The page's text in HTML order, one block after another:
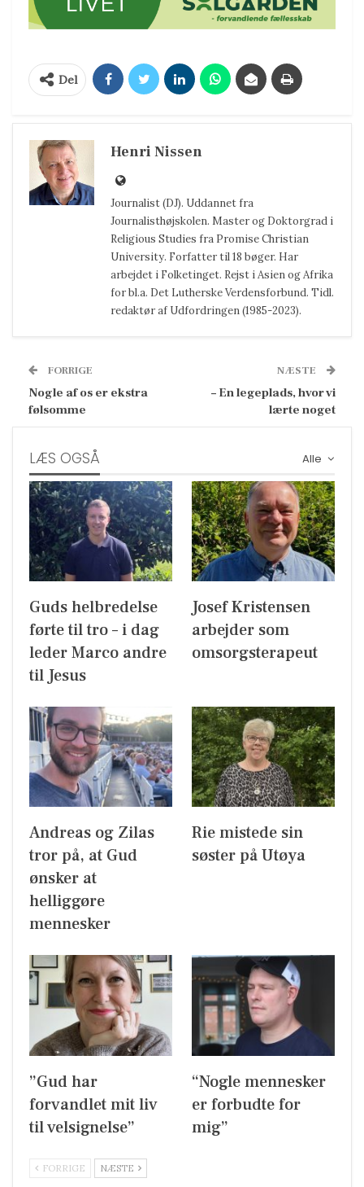
Del
Henri Nissen
Journalist (DJ). Uddannet fra
Journalisthøjskolen. Master og Doktorgrad i
Religious Studies fra Promise Christian
University. Forfatter til 18 bøger. Har
arbejdet i Folketinget. Rejst i Asien og Afrika
for bl.a. Det Lutherske Verdensforbund. Tidl.
redaktør af Udfordringen (1985-2023).
FORRIGE
Nogle af os er ekstra
følsomme
NÆSTE
– En legeplads, hvor vi
lærte noget
Alle
LÆS OGSÅ
Guds helbredelse
førte til tro – i dag
leder Marco andre
til Jesus
Josef Kristensen
arbejder som
omsorgsterapeut
Andreas og Zilas
tror på, at Gud
ønsker at
helliggøre
mennesker
Rie mistede sin
søster på Utøya
”Gud har
forvandlet mit liv
til velsignelse”
“Nogle mennesker
er forbudte for
mig”
FORRIGE NÆSTE